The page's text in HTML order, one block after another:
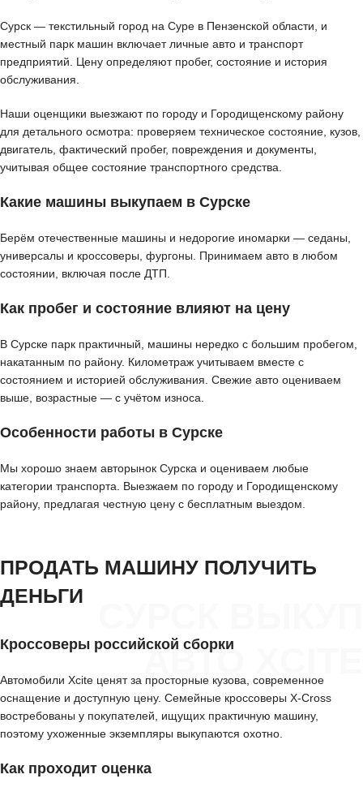
Сурск — текстильный город на Суре в Пензенской области, и
местный парк машин включает личные авто и транспорт
предприятий. Цену определяют пробег, состояние и история
обслуживания.
Наши оценщики выезжают по городу и Городищенскому району
для детального осмотра: проверяем техническое состояние, кузов,
двигатель, фактический пробег, повреждения и документы,
учитывая общее состояние транспортного средства.
Какие машины выкупаем в Сурске
Берём отечественные машины и недорогие иномарки — седаны,
универсалы и кроссоверы, фургоны. Принимаем авто в любом
состоянии, включая после ДТП.
Как пробег и состояние влияют на цену
В Сурске парк практичный, машины нередко с большим пробегом,
накатанным по району. Километраж учитываем вместе с
состоянием и историей обслуживания. Свежие авто оцениваем
выше, возрастные — с учётом износа.
Особенности работы в Сурске
Мы хорошо знаем авторынок Сурска и оцениваем любые
категории транспорта. Выезжаем по городу и Городищенскому
району, предлагая честную цену с бесплатным выездом.
АВТО XCITE
ПРОДАТЬ МАШИНУ ПОЛУЧИТЬ
ДЕНЬГИ
Кроссоверы российской сборки
Автомобили Xcite ценят за просторные кузова, современное
оснащение и доступную цену. Семейные кроссоверы X-Cross
востребованы у покупателей, ищущих практичную машину,
поэтому ухоженные экземпляры выкупаются охотно.
Как проходит оценка